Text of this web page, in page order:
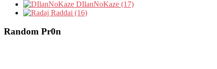
DIlanNoKaze (17)
Raddai (16)
Random Pr0n